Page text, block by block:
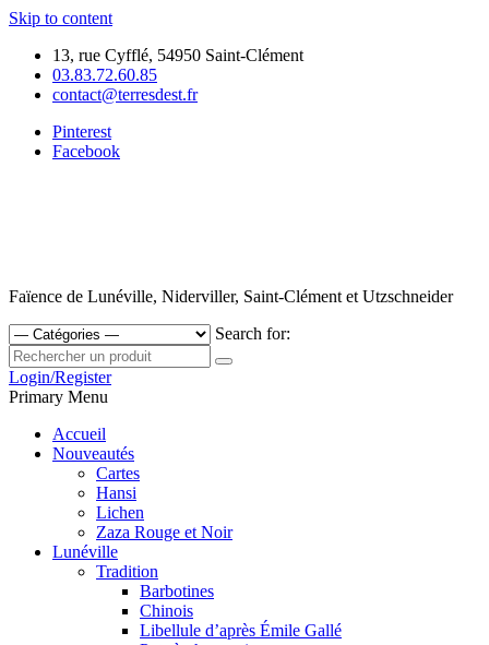
Skip to content
13, rue Cyfflé, 54950 Saint-Clément
03.83.72.60.85
contact@terresdest.fr
Pinterest
Facebook
Faïence de Lunéville, Niderviller, Saint-Clément et Utzschneider
Search for:
Login/Register
Primary Menu
Accueil
Nouveautés
Cartes
Hansi
Lichen
Zaza Rouge et Noir
Lunéville
Tradition
Barbotines
Chinois
Libellule d’après Émile Gallé